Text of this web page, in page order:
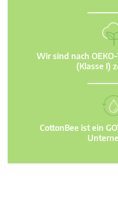
Wir sind nach
(Klasse I)
CottonBee ist ein